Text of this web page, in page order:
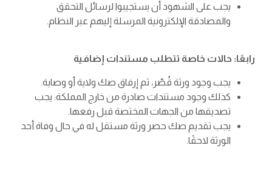
يجب على الشهود أن يستجيبوا لرسائل التحقق
والمصادقة الإلكترونية المرسلة إليهم عبر النظام.
رابعًا: حالات خاصة تتطلب مستندات إضافية
يجب وجود ورثة قُصّر، ثم إرفاق صك ولاية أو وصاية.
كذلك وجود مستندات صادرة من خارج المملكة: يجب
تصديقها من الجهات المختصة قبل رفعها.
يجب تقديم صك حصر ورثة مستقل له في حال وفاة أحد
الورثة لاحقًا.